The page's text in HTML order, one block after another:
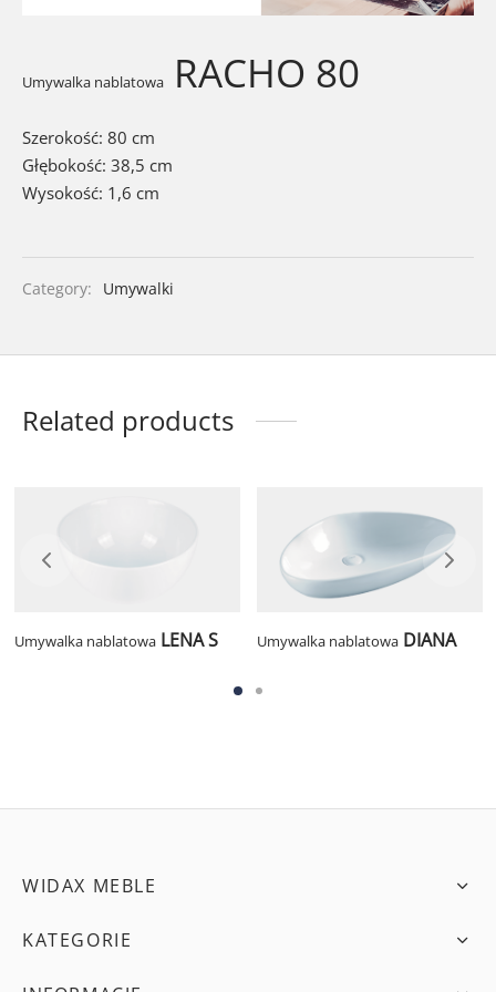
Umywalka nablatowa RACHO 80
Szerokość: 80 cm
Głębokość: 38,5 cm
Wysokość: 1,6 cm
Category: Umywalki
Related products
Umywalka nablatowaLENA S Umywalka nablatowaDIANA
WIDAX MEBLE
KATEGORIE